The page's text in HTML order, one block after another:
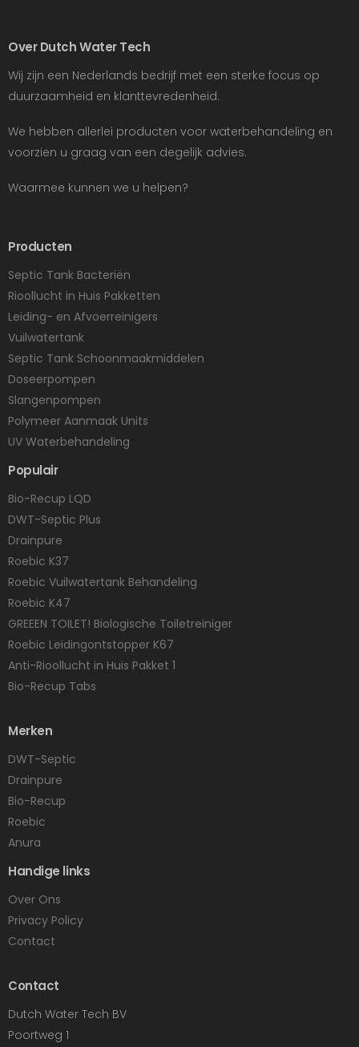
Over Dutch Water Tech
Wij zijn een Nederlands bedrijf met een sterke focus op
duurzaamheid en klanttevredenheid.
We hebben allerlei producten voor waterbehandeling en
voorzien u graag van een degelijk advies.
Waarmee kunnen we u helpen?
Producten
Septic Tank Bacteriën
Rioollucht in Huis Pakketten
Leiding- en Afvoerreinigers
Vuilwatertank
Septic Tank Schoonmaakmiddelen
Doseerpompen
Slangenpompen
Polymeer Aanmaak Units
UV Waterbehandeling
Populair
Bio-Recup LQD
DWT-Septic Plus
Drainpure
Roebic K37
Roebic Vuilwatertank Behandeling
Roebic K47
GREEEN TOILET! Biologische Toiletreiniger
Roebic Leidingontstopper K67
Anti-Rioollucht in Huis Pakket 1
Bio-Recup Tabs
Merken
DWT-Septic
Drainpure
Bio-Recup
Roebic
Anura
Handige links
Over Ons
Privacy Policy
Contact
Contact
Dutch Water Tech BV
Poortweg 1